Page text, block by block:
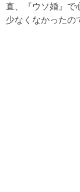
直、『ウソ婚』で
少なくなかったの